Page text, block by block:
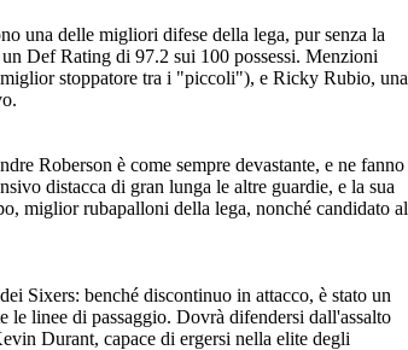
una delle migliori difese della lega, pur senza la
Def Rating di 97.2 sui 100 possessi. Menzioni
stoppatore tra i "piccoli"), e Ricky Rubio, una
Roberson è come sempre devastante, e ne fanno
distacca di gran lunga le altre guardie, e la sua
miglior rubapalloni della lega, nonché candidato al
Sixers: benché discontinuo in attacco, è stato un
le linee di passaggio. Dovrà difendersi dall'assalto
Durant, capace di ergersi nella elite degli